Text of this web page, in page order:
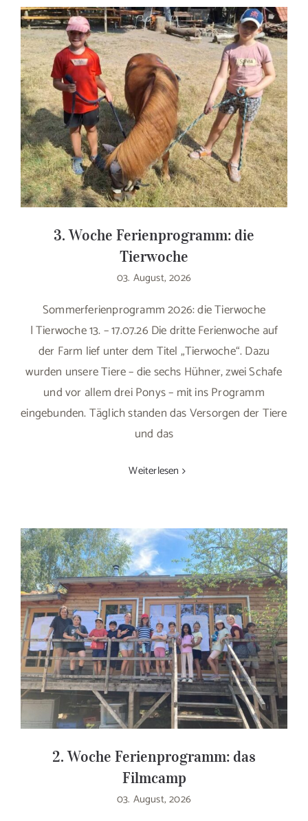
3. Woche Ferienprogramm: die
Tierwoche
03. August, 2026
Sommerferienprogramm 2026: die Tierwoche
| Tierwoche 13. – 17.07.26 Die dritte Ferienwoche auf
der Farm lief unter dem Titel „Tierwoche“. Dazu
wurden unsere Tiere – die sechs Hühner, zwei Schafe
und vor allem drei Ponys – mit ins Programm
eingebunden. Täglich standen das Versorgen der Tiere
und das
Weiterlesen
2. Woche Ferienprogramm: das
Filmcamp
03. August, 2026